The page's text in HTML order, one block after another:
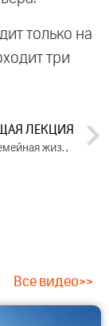
только на
три
ЛЕКЦИЯ
Счастливая семейная жизнь. Лекция 2 (2017)
Все видео>>